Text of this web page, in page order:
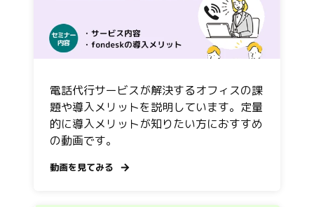
電話代行サービスが解決するオフィスの課
題や導入メリットを説明しています。定量
的に導入メリットが知りたい方におすすめ
の動画です。
動画を見てみる